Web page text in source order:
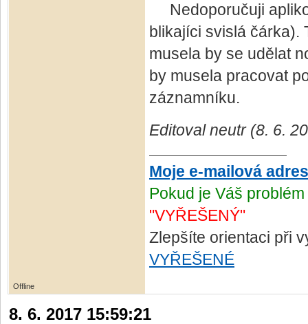
Nedoporučuji
blikajíci svislá čárka).
musela by se udělat
by musela pracovat
záznamníku.
Editoval neutr (8. 6.
Moje e-mailová
Pokud je Váš
"VYŘEŠENÝ"
Zlepšíte orientaci při
VYŘEŠENÉ
Offline
8. 6. 2017 15:59:21